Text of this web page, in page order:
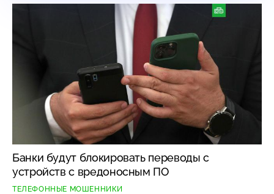
Банки будут блокировать переводы с
устройств с вредоносным ПО
ТЕЛЕФОННЫЕ МОШЕННИКИ